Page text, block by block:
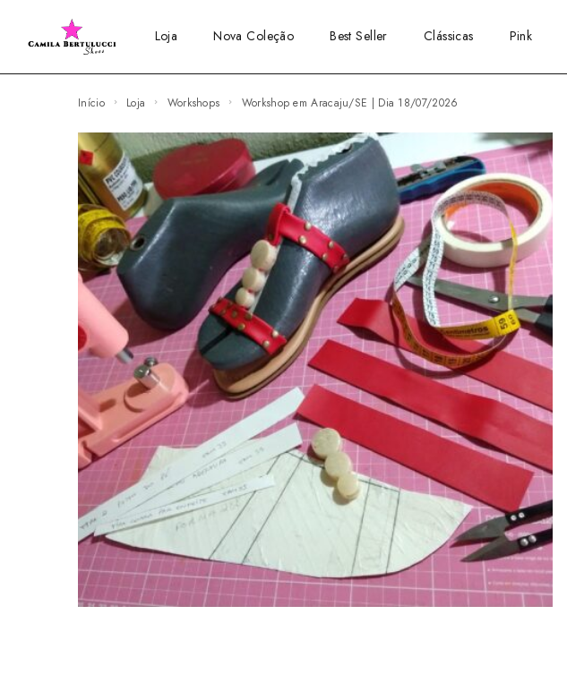
Loja Nova Coleção Best Seller Clássicas Pink
Início Loja Workshops Workshop em Aracaju/SE | Dia 18/07/2026